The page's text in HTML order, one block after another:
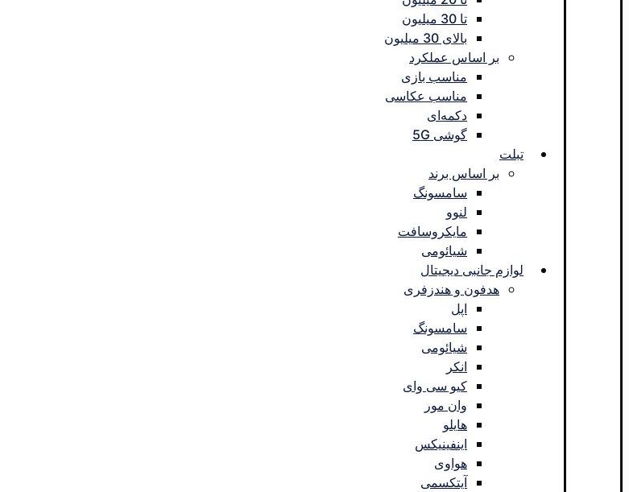
تا 30 میلیون
بالای 30 میلیون
بر اساس عملکرد
مناسب بازی
مناسب عکاسی
دکمه‌ای
گوشی 5G
تبلت
بر اساس برند
سامسونگ
لنوو
مایکروسافت
شیائومی
لوازم جانبی دیجیتال
هدفون و هندزفری
اپل
سامسونگ
شیائومی
انکر
کیو سی وای
وان مور
هایلو
اینفینیکس
هواوی
آیتکسمی